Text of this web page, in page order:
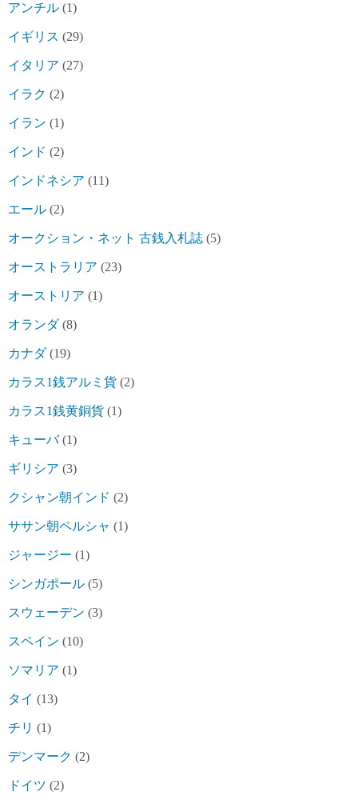
アンチル (1)
イギリス (29)
イタリア (27)
イラク (2)
イラン (1)
インド (2)
インドネシア (11)
エール (2)
オークション・ネット 古銭入札誌 (5)
オーストラリア (23)
オーストリア (1)
オランダ(8)
カナダ(19)
カラス1銭アルミ貨 (2)
カラス1銭黄銅貨 (1)
キューバ(1)
ギリシア (3)
クシャン朝インド (2)
ササン朝ペルシャ (1)
ジャージー (1)
シンガポール (5)
スウェーデン (3)
スペイン (10)
ソマリア (1)
タイ (13)
チリ (1)
デンマーク (2)
ドイツ (2)